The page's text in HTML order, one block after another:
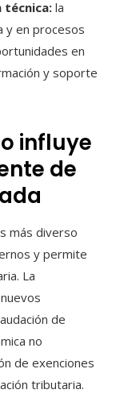
técnica: la
y en procesos
en
y soporte
influye
de
más diverso
y permite
La
de
no
de exenciones
tributaria.